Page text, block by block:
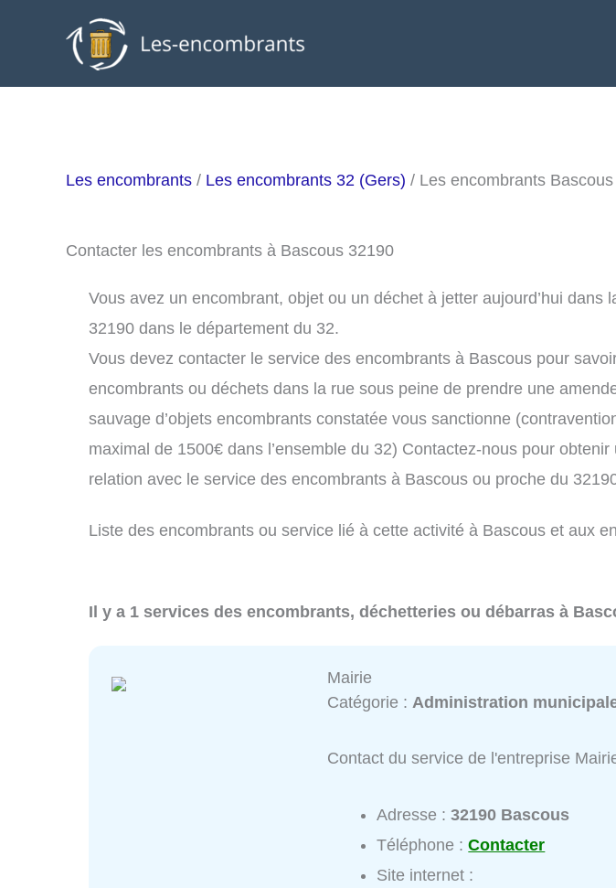
Les encombrants / Les encombrants 32 (Gers) / Les encombrants Bascous
Contacter les encombrants à Bascous 32190
Vous avez un encombrant, objet ou un déchet à jetter aujourd’hui dans
32190 dans le département du 32.
Vous devez contacter le service des encombrants à Bascous pour
encombrants ou déchets dans la rue sous peine de prendre une
sauvage d’objets encombrants constatée vous sanctionne
maximal de 1500€ dans l’ensemble du 32) Contactez-nous pour obtenir
relation avec le service des encombrants à Bascous ou proche du
Liste des encombrants ou service lié à cette activité à Bascous et aux
Il y a 1 services des encombrants, déchetteries ou débarras à
Mairie
Catégorie : Administration
Contact du service de l'entreprise
Adresse :32190 Bascous
Téléphone :Contacter
Site internet :